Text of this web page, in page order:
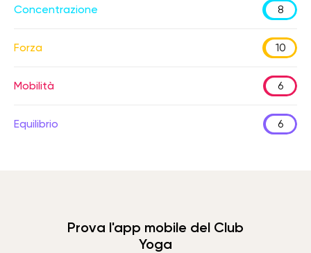
Concentrazione 8
Forza 10
Mobilità 6
Equilibrio 6
Prova l'app mobile del Club
Yoga